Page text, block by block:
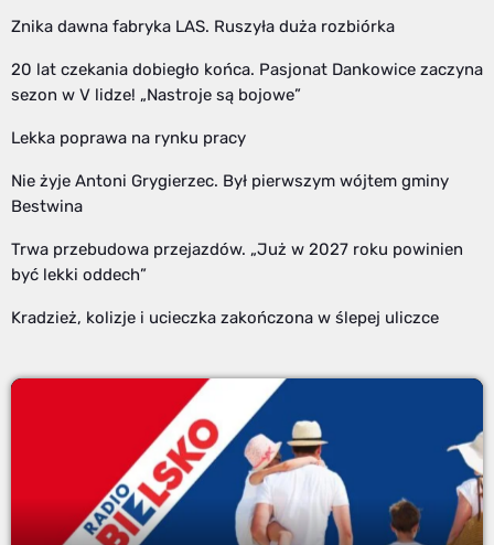
Znika dawna fabryka LAS. Ruszyła duża rozbiórka
20 lat czekania dobiegło końca. Pasjonat Dankowice zaczyna
sezon w V lidze! „Nastroje są bojowe”
Lekka poprawa na rynku pracy
Nie żyje Antoni Grygierzec. Był pierwszym wójtem gminy
Bestwina
Trwa przebudowa przejazdów. „Już w 2027 roku powinien
być lekki oddech”
Kradzież, kolizje i ucieczka zakończona w ślepej uliczce